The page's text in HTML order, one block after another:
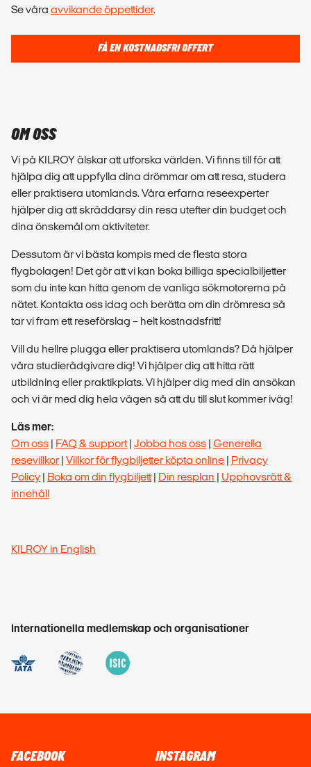
Se våra avvikande öppettider.
FÅ EN KOSTNADSFRI OFFERT
OM OSS
Vi på KILROY älskar att utforska världen. Vi finns till för att
hjälpa dig att uppfylla dina drömmar om att resa, studera
eller praktisera utomlands. Våra erfarna reseexperter
hjälper dig att skräddarsy din resa utefter din budget och
dina önskemål om aktiviteter.
Dessutom är vi bästa kompis med de flesta stora
flygbolagen! Det gör att vi kan boka billiga specialbiljetter
som du inte kan hitta genom de vanliga sökmotorerna på
nätet. Kontakta oss idag och berätta om din drömresa så
tar vi fram ett reseförslag – helt kostnadsfritt!
Vill du hellre plugga eller praktisera utomlands? Då hjälper
våra studierådgivare dig! Vi hjälper dig att hitta rätt
utbildning eller praktikplats. Vi hjälper dig med din ansökan
och vi är med dig hela vägen så att du till slut kommer iväg!
Läs mer:
Om oss | FAQ & support| Jobba hos oss | Generella
resevillkor | Villkor för flygbiljetter köpta online | Privacy
Policy | Boka om din flygbiljett| Din resplan | Upphovsrätt &
innehåll
KILROY in English
Internationella medlemskap och organisationer
FACEBOOK
INSTAGRAM